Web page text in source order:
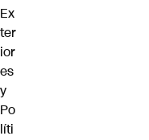
Ex
ter
ior
es
y
Po
líti